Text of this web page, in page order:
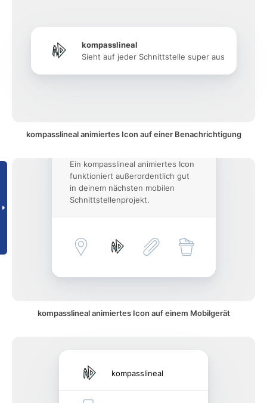
kompasslineal
Sieht auf jeder Schnittstelle super aus
kompasslineal animiertes Icon auf einer Benachrichtigung
Ein kompasslineal animiertes Icon
funktioniert außerordentlich gut
in deinem nächsten mobilen
Schnittstellenprojekt.
kompasslineal animiertes Icon auf einem Mobilgerät
kompasslineal